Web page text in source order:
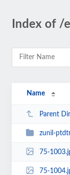
Index of /
Name
Parent
zunil-
75-
75-